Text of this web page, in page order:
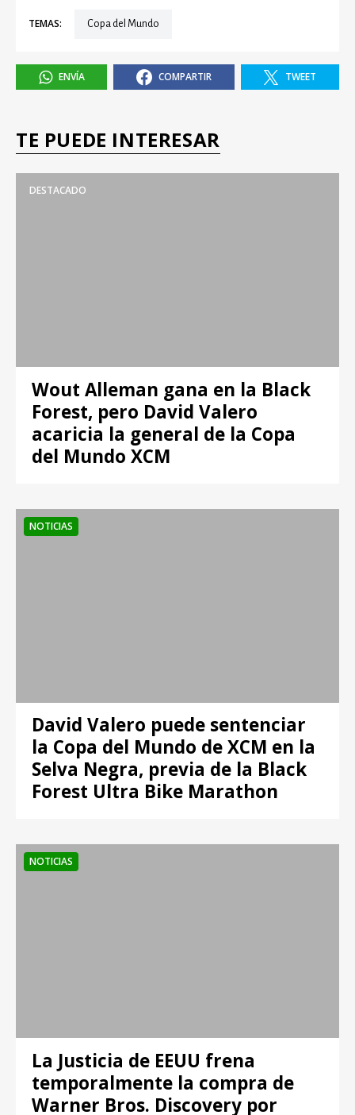
TEMAS: Copa del Mundo
ENVÍA COMPARTIR TWEET
TE PUEDE INTERESAR
DESTACADO
Wout Alleman gana en la Black
Forest, pero David Valero
acaricia la general de la Copa
del Mundo XCM
NOTICIAS
David Valero puede sentenciar
la Copa del Mundo de XCM en la
Selva Negra, previa de la Black
Forest Ultra Bike Marathon
NOTICIAS
La Justicia de EEUU frena
temporalmente la compra de
Warner Bros. Discovery por